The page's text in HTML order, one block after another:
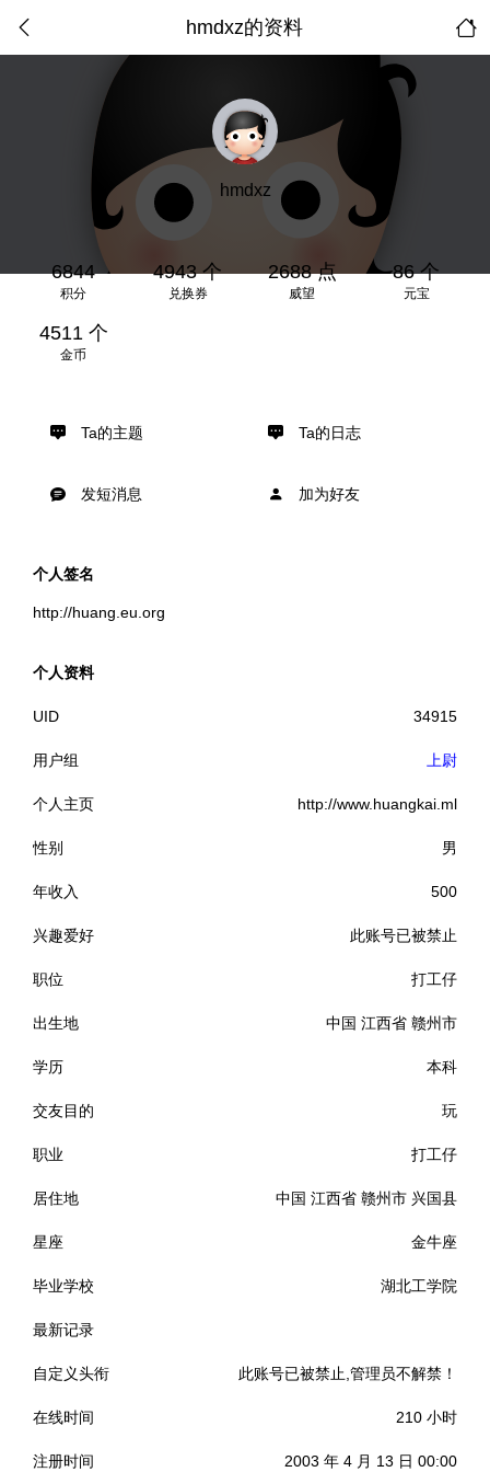
hmdxz的资料
hmdxz
6844
积分
4943 个
兑换券
2688 点
威望
86 个
元宝
4511 个
金币
Ta的主题 Ta的日志
发短消息 加为好友
个人签名
http://huang.eu.org
个人资料
UID 34915
用户组 上尉
个人主页 http://www.huangkai.ml
性别 男
年收入 500
兴趣爱好 此账号已被禁止
职位 打工仔
出生地 中国 江西省 赣州市
学历 本科
交友目的 玩
职业 打工仔
居住地 中国 江西省 赣州市 兴国县
星座 金牛座
毕业学校 湖北工学院
最新记录
发现金光被盯上了，好多资源一发出来，没两天就需要越长城
墙
自定义头衔 此账号已被禁止,管理员不解禁！
在线时间 210 小时
注册时间 2003 年 4 月 13 日 00:00